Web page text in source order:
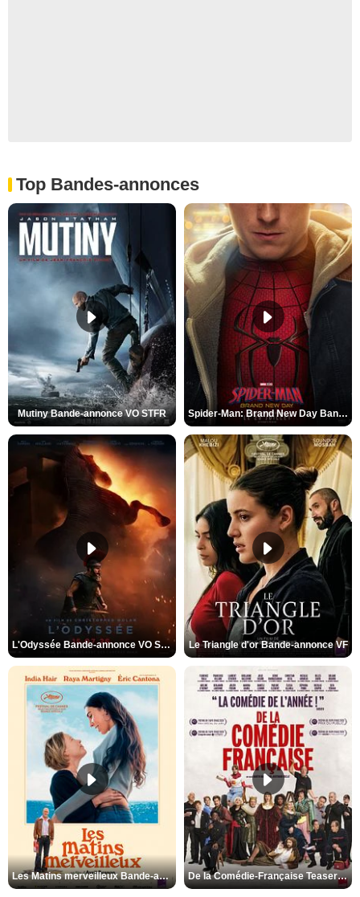
Top Bandes-annonces
Mutiny Bande-annonce VO STFR Spider-Man: Brand New Day Bande-annonce VO STFR
L'Odyssée Bande-annonce VO STFR Le Triangle d'or Bande-annonce VF
Les Matins merveilleux Bande-annonce VF De la Comédie-Française Teaser VF